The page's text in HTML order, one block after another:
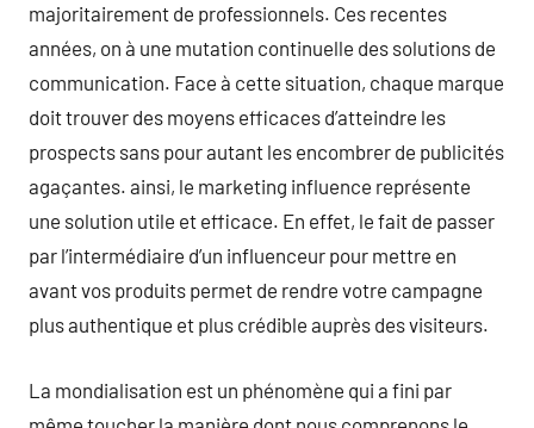
majoritairement de professionnels. Ces recentes
années, on à une mutation continuelle des solutions de
communication. Face à cette situation, chaque marque
doit trouver des moyens efficaces d’atteindre les
prospects sans pour autant les encombrer de publicités
agaçantes. ainsi, le marketing influence représente
une solution utile et efficace. En effet, le fait de passer
par l’intermédiaire d’un influenceur pour mettre en
avant vos produits permet de rendre votre campagne
plus authentique et plus crédible auprès des visiteurs.
La mondialisation est un phénomène qui a fini par